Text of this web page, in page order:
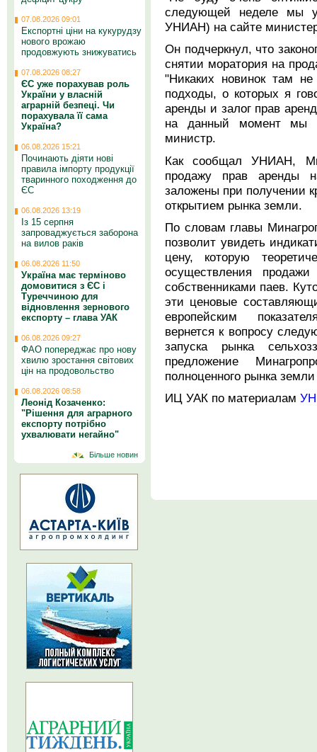
следующей неделе мы
УНИАН) на сайте
Он подчеркнул, что
снятии моратория на
"Никаких новинок там
подходы, о которых я
аренды и залог прав
на данный момент мы
министр.
Как сообщал УНИАН,
продажу прав аренды
заложены при получении
открытием рынка земли.
По словам главы
позволит увидеть
цену, которую
осуществления
собственниками паев.
эти ценовые
европейским
вернется к вопросу
запуска рынка
предложение
полноценного рынка
ИЦ УАК по материалам
07.08.2026 09:01
Експортні ціни на кукурудзу
нового врожаю
продовжують знижуватись
07.08.2026 08:27
ЄС уже порахував роль
України у власній
аграрній безпеці. Чи
порахувала її сама
Україна?
06.08.2026 15:21
Починають діяти нові
правила імпорту продукції
тваринного походження до
ЄС
06.08.2026 13:19
Із 15 серпня
запроваджується заборона
на вилов раків
06.08.2026 11:50
Україна має терміново
домовитися з ЄС і
Туреччиною для
відновлення зернового
експорту – глава УАК
06.08.2026 09:27
ФАО попереджає про нову
хвилю зростання світових
цін на продовольство
06.08.2026 08:58
Леонід Козаченко:
"Рішення для аграрного
експорту потрібно
ухвалювати негайно"
Більше новин